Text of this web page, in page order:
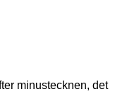
minustecknen, det